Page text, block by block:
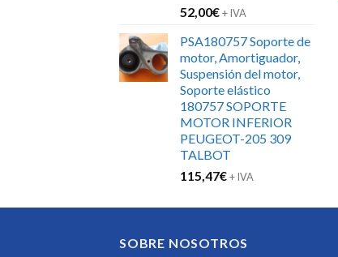
52,00€+ IVA
PSA180757 Soporte de
motor, Amortiguador,
Suspensión del motor,
Soporte elástico
180757 SOPORTE
MOTOR INFERIOR
PEUGEOT-205 309
TALBOT
115,47€+ IVA
SOBRE NOSOTROS